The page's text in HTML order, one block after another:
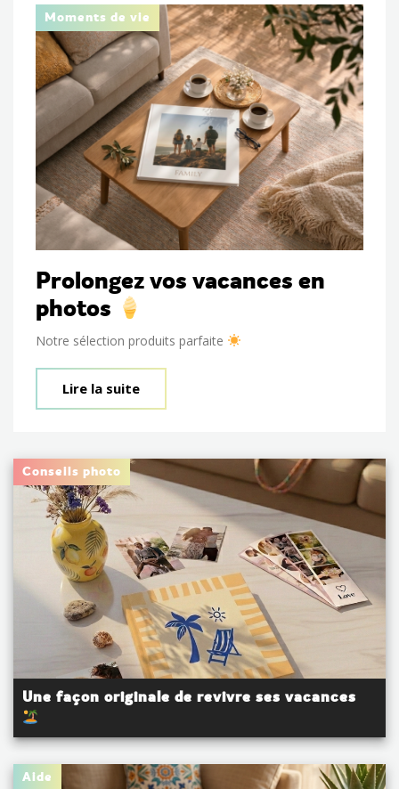
Moments de vie
Prolongez vos vacances en
photos
Notre sélection produits parfaite
Lire la suite
Conseils photo
Une façon originale de revivre ses vacances
Aide